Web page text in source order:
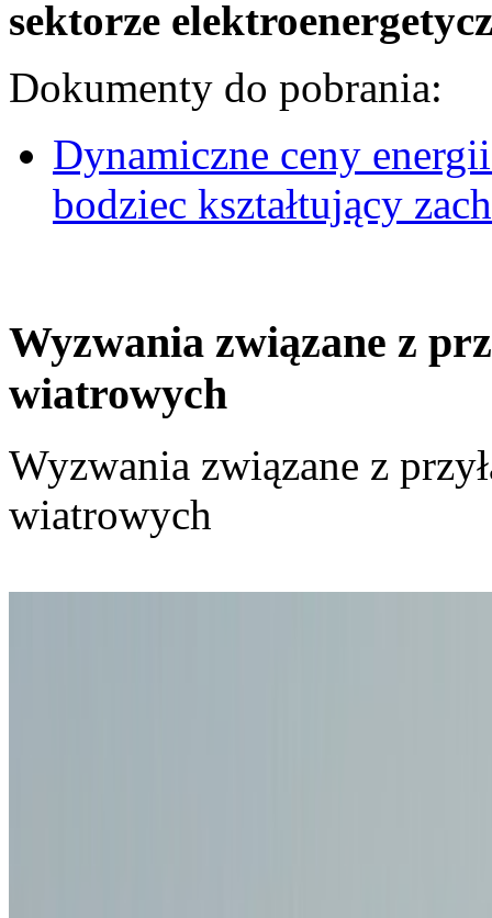
sektorze
Dokumenty do pobrania:
Dynamiczne ceny
bodziec kształtujący
Wyzwania związane z
wiatrowych
Wyzwania związane z
wiatrowych